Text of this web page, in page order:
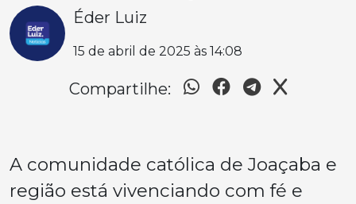
Éder Luiz
15 de abril de 2025 às 14:08
Compartilhe:
A comunidade católica de Joaçaba e
região está vivenciando com fé e